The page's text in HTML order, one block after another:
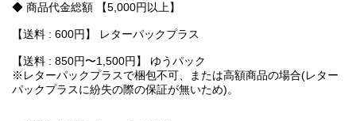
◆ 商品代金総額 【5,000円以上】
【送料 : 600円】 レターパックプラス
【送料 : 850円〜1,500円】 ゆうパック
※レターパックプラスで梱包不可、または高額商品の場合(レター
パックプラスに紛失の際の保証が無いため)。